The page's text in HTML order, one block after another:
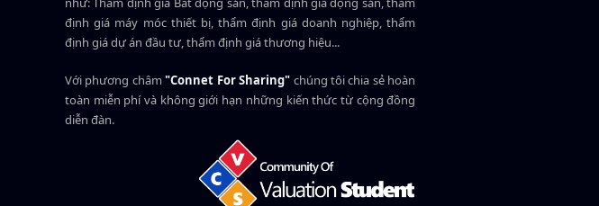
định giá máy móc thiết bị, thẩm định giá doanh nghiệp, thẩm
định giá dự án đầu tư, thẩm định giá thương hiệu...
Với phương châm"Connet For Sharing" chúng tôi chia sẻ hoàn
toàn miễn phí và không giới hạn những kiến thức từ cộng đồng
diễn đàn.